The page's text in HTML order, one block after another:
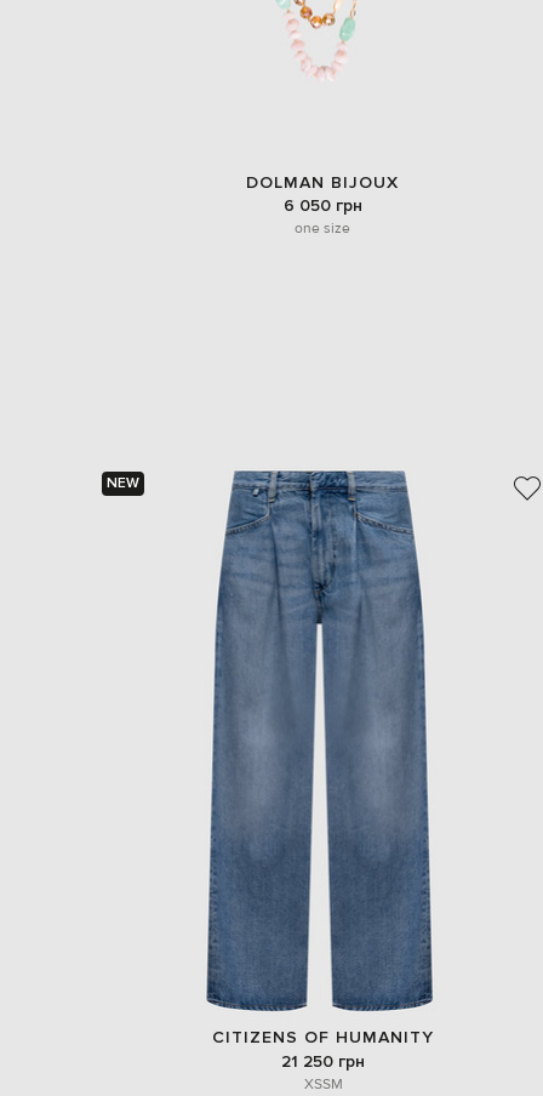
DOLMAN BIJOUX
6 050 грн
one size
NEW
CITIZENS OF HUMANITY
21 250 грн
XSSM